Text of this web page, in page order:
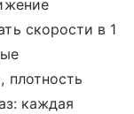
скорости в 1
плотность
каждая